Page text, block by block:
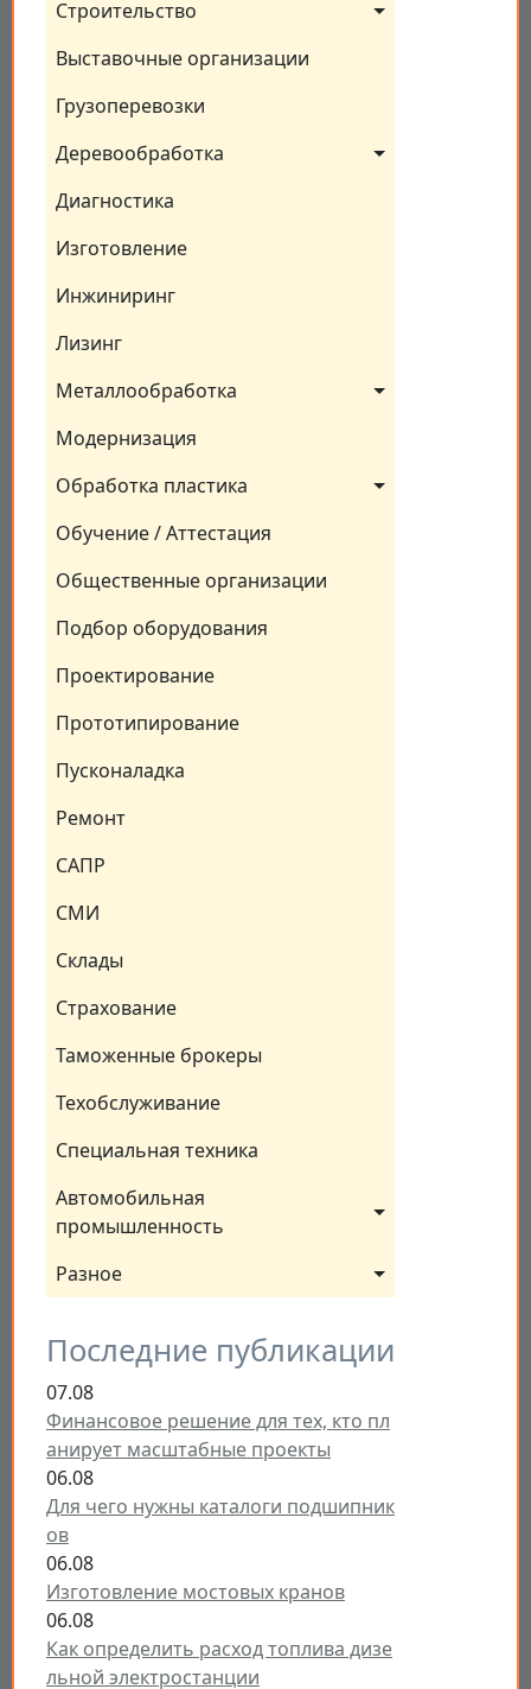
Строительство
Выставочные организации
Грузоперевозки
Деревообработка
Диагностика
Изготовление
Инжиниринг
Лизинг
Металлообработка
Модернизация
Обработка пластика
Обучение / Аттестация
Общественные организации
Подбор оборудования
Проектирование
Прототипирование
Пусконаладка
Ремонт
САПР
СМИ
Склады
Страхование
Таможенные брокеры
Техобслуживание
Специальная техника
Автомобильная
промышленность
Разное
Последние публикации
07.08
Финансовое решение для тех, кто пл
анирует масштабные проекты
06.08
Для чего нужны каталоги подшипник
ов
06.08
Изготовление мостовых кранов
06.08
Как определить расход топлива дизе
льной электростанции